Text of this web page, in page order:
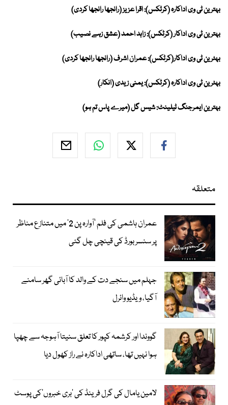
بہترین ٹی وی اداکارہ (کرٹکس): اقرا عزیز (رانجھا رانجھا کردی)
بہترین ٹی وی اداکار (کرٹکس): زاہد احمد (عشق زہے نصیب)
بہٹرین ٹی وی اداکار(کرٹکس): عمران اشرف (رانجھا رانجھا کردی)
بہٹرین ٹی وی اداکارہ (کرٹکس): یمنی زیدی (انکار)
بہترین ایمرجنگ ٹیلینٹ: شیس گل (میرے پاس تم ہو)
متعلقہ
عمران ہاشمی کی فلم ’آوارہ پن 2‘ میں متنازع مناظر
پر سنسر بورڈ کی قینچی چل گئی
جہلم میں سنجے دت کے والد کا آبائی گھر سامنے
آگیا، ویڈیو وائرل
گووندا اور کرشمہ کپور کا تعلق سنیتا آہوجہ سے چھپا
ہوا نہیں تھا، ساتھی اداکارہ نے راز کھول دیا
لامین یامال کی گرل فرینڈ کی ’بری خبروں‘کی پوسٹ